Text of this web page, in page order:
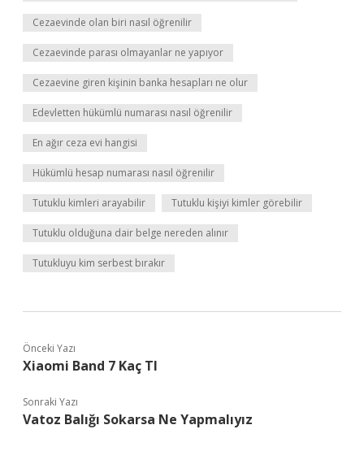
Cezaevinde olan biri nasıl öğrenilir
Cezaevinde parası olmayanlar ne yapıyor
Cezaevine giren kişinin banka hesapları ne olur
Edevletten hükümlü numarası nasıl öğrenilir
En ağır ceza evi hangisi
Hükümlü hesap numarası nasıl öğrenilir
Tutuklu kimleri arayabilir Tutuklu kişiyi kimler görebilir
Tutuklu olduğuna dair belge nereden alınır
Tutukluyu kim serbest bırakır
Önceki Yazı
Xiaomi Band 7 Kaç Tl
Sonraki Yazı
Vatoz Balığı Sokarsa Ne Yapmalıyız